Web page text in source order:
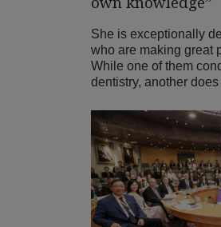
She is exceptionally
who are making great
While one of them
dentistry, another does